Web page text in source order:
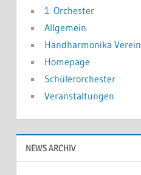
1. Orchester
Allgemein
Handharmonika Verein
Homepage
Schülerorchester
Veranstaltungen
NEWS ARCHIV